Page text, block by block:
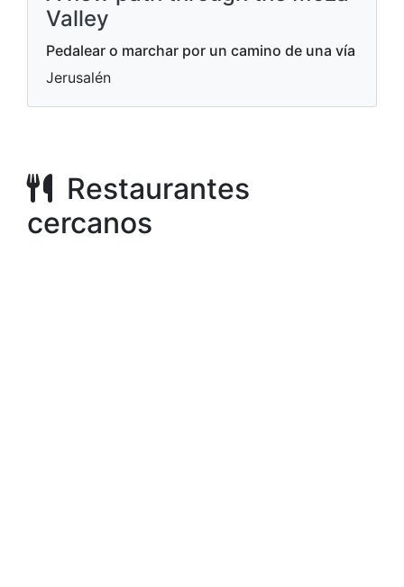
Valley
Pedalear o marchar por un camino de una vía
Jerusalén
Restaurantes
cercanos